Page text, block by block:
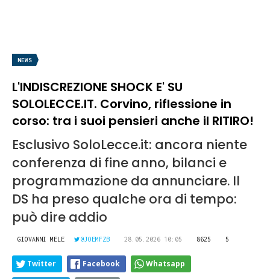
NEWS
L'INDISCREZIONE SHOCK E' SU
SOLOLECCE.IT. Corvino, riflessione in
corso: tra i suoi pensieri anche il RITIRO!
Esclusivo SoloLecce.it: ancora niente
conferenza di fine anno, bilanci e
programmazione da annunciare. Il
DS ha preso qualche ora di tempo:
può dire addio
GIOVANNI MELE @JOEMFZB 28.05.2026 10:05 8625 5
Twitter Facebook Whatsapp